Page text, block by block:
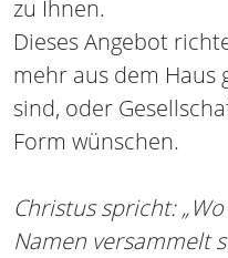
zu Ihnen.
Dieses Angebot
mehr aus dem Haus
sind, oder
Form wünschen.
Christus spricht:
Namen versammelt